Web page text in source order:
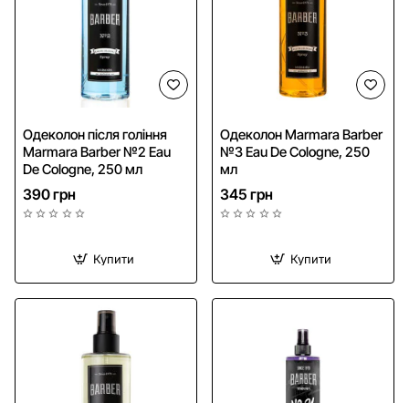
Одеколон після гоління
Marmara Barber №2 Eau
De Cologne, 250 мл
390 грн
Купити
Одеколон Marmara Barber
№3 Eau De Cologne, 250
мл
345 грн
Купити